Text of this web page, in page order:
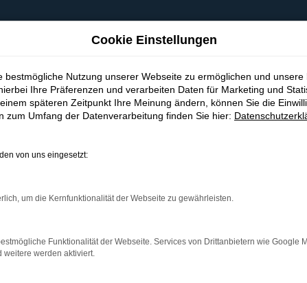
bestimmter Seiten verhindern. Funktioniert die Seite in
beheben.
Cookie Einstellungen
bestmögliche Nutzung unserer Webseite zu ermöglichen und
Ihre Präferenzen und verarbeiten Daten für Marketing und
späteren Zeitpunkt Ihre Meinung ändern, können Sie die
zum Umfang der Datenverarbeitung finden Sie hier:
von uns eingesetzt:
um die Kernfunktionalität der Webseite zu gewährleisten.
Funktionalität der Webseite. Services von Drittanbietern wie Google
weitere werden aktiviert.